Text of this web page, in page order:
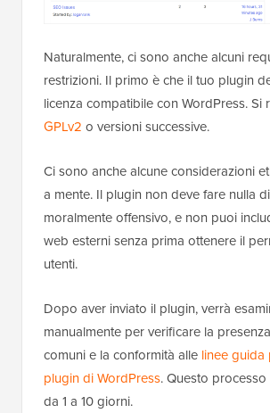
Naturalmente, ci sono anche alcuni
restrizioni. Il primo è che il tuo plugin
licenza compatibile con WordPress. Si
GPLv2 o versioni successive.
Ci sono anche alcune considerazioni
a mente. Il plugin non deve fare nulla
moralmente offensivo, e non puoi
web esterni senza prima ottenere il
utenti.
Dopo aver inviato il plugin, verrà
manualmente per verificare la
comuni e la conformità alle linee
plugin di WordPress. Questo
da 1 a 10 giorni.